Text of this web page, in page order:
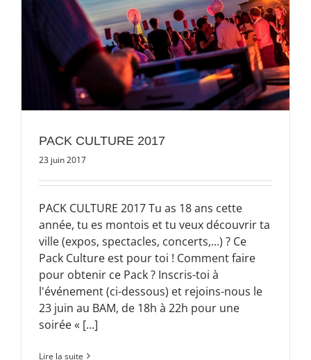
PACK CULTURE 2017
23 juin 2017
PACK CULTURE 2017 Tu as 18 ans cette
année, tu es montois et tu veux découvrir ta
ville (expos, spectacles, concerts,...) ? Ce
Pack Culture est pour toi ! Comment faire
pour obtenir ce Pack ? Inscris-toi à
l'événement (ci-dessous) et rejoins-nous le
23 juin au BAM, de 18h à 22h pour une
soirée « [...]
Lire la suite